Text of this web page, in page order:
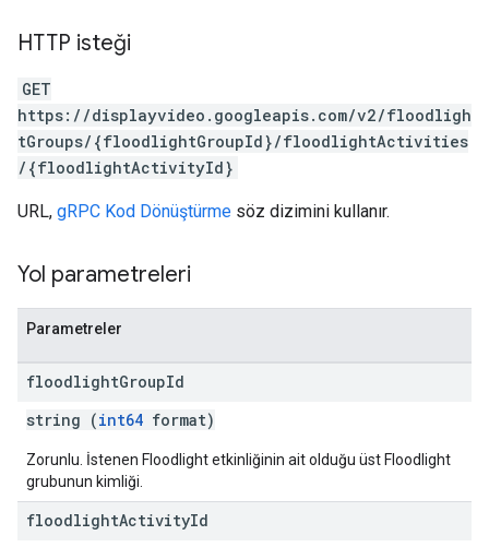
HTTP isteği
GET
https://displayvideo.googleapis.com/v2/floodligh
tGroups/{floodlightGroupId}/floodlightActivities
/{floodlightActivityId}
URL, gRPC Kod Dönüştürme söz dizimini kullanır.
Yol parametreleri
Parametreler
floodlightGroupId
string (int64 format)
Zorunlu. İstenen Floodlight etkinliğinin ait olduğu üst Floodlight
grubunun kimliği.
floodlightActivityId